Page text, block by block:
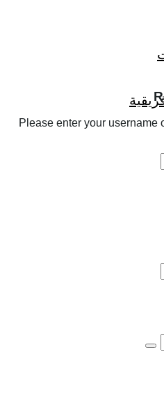
Please enter your username